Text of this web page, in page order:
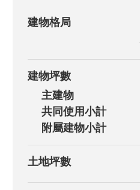
建物格局
建物坪數
主建物
共同使用小計
附屬建物小計
土地坪數